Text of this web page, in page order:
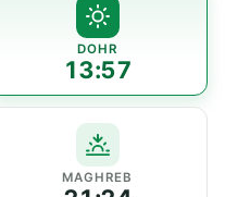
DOHR
13:57
MAGHREB